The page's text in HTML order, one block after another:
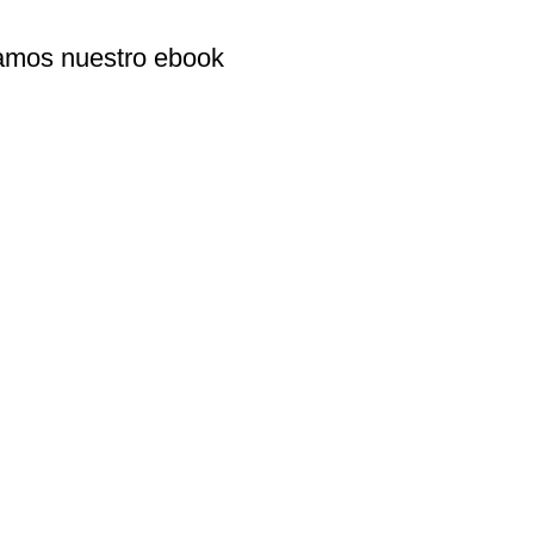
nuestro ebook